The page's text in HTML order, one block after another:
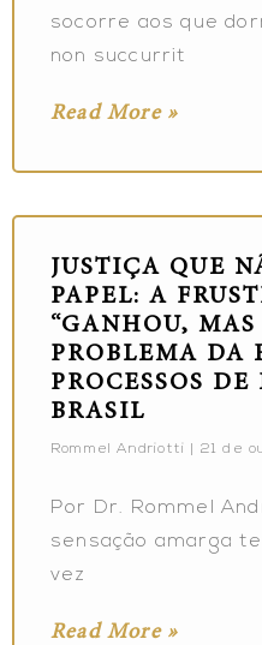
socorre aos que
non succurrit
Read More »
JUSTIÇA QUE
PAPEL: A
“GANHOU,
PROBLEMA DA
PROCESSOS
BRASIL
Rommel Andriotti 21 de
Por Dr. Rommel
sensação amarga
vez
Read More »